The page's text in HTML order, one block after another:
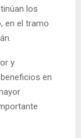
los
en el tramo
y
en